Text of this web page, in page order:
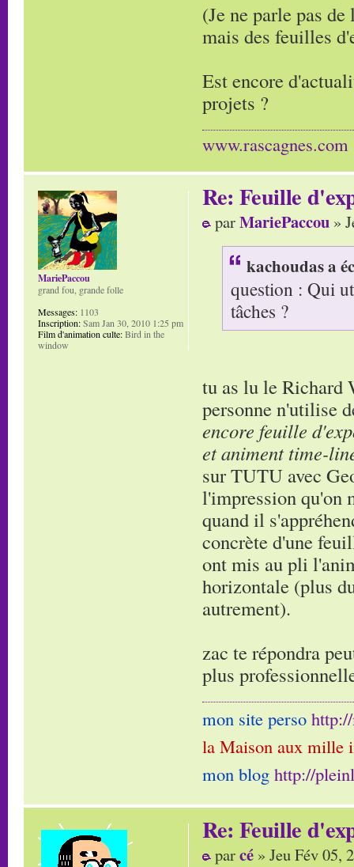
(Je ne parle pas
mais des feuilles
Est encore
projets ?
www.rascagnes.com
Re: Feuille
parMariePaccou »
kachoudas a
question : Qui
tâches ?
tu as lu le
personne n'utilise
encore feuille
et animent time-
sur TUTU avec
l'impression qu'on
quand il
concrète d'une
ont mis au pli
horizontale (plus
autrement).
zac te répondra
plus
mon site perso
la Maison aux mille
mon blog http://
MariePaccou
grand fou, grande folle
Messages: 1103
Inscription:Sam Jan 30, 2010 1:25 pm
Film d'animation culte:Bird in the
window
Re: Feuille
parcé » Jeu Fév 05,